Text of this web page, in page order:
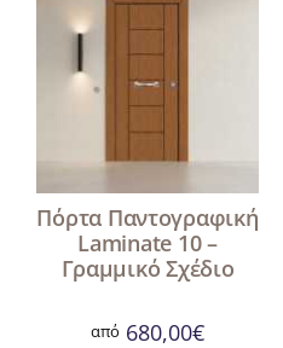
Πόρτα Παντογραφική
Laminate 10 –
Γραμμικό Σχέδιο
από 680,00€